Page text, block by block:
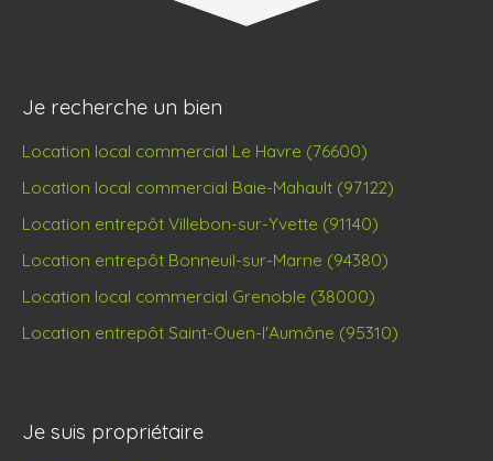
Je recherche un bien
Location local commercial Le Havre (76600)
Location local commercial Baie-Mahault (97122)
Location entrepôt Villebon-sur-Yvette (91140)
Location entrepôt Bonneuil-sur-Marne (94380)
Location local commercial Grenoble (38000)
Location entrepôt Saint-Ouen-l'Aumône (95310)
Je suis propriétaire